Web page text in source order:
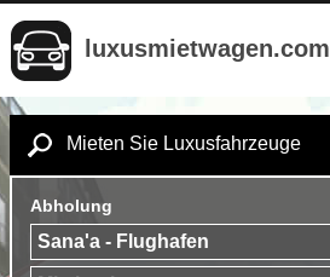
luxusmietwagen.com
Mieten Sie Luxusfahrzeuge
Abholung